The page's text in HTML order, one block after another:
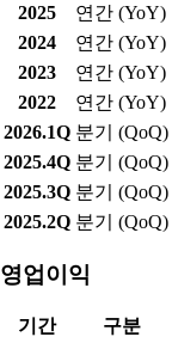
2025
연간 (YoY)
2024
연간 (YoY)
2023
연간 (YoY)
2022
연간 (YoY)
2026.1Q 분기 (QoQ)
2025.4Q 분기 (QoQ)
2025.3Q 분기 (QoQ)
2025.2Q 분기 (QoQ)
영업이익
기간 구분